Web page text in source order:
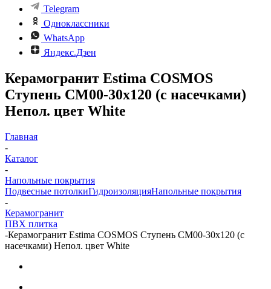
Telegram
Одноклассники
WhatsApp
Яндекс.Дзен
Керамогранит Estima COSMOS
Ступень CM00-30x120 (с насечками)
Непол. цвет White
Главная
-
Каталог
-
Напольные покрытия
Подвесные потолкиГидроизоляцияНапольные покрытия
-
Керамогранит
ПВХ плитка
-Керамогранит Estima COSMOS Ступень CM00-30x120 (с
насечками) Непол. цвет White